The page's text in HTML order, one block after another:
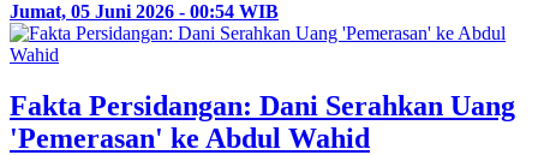
Jumat, 05 Juni 2026 - 00:54 WIB
Fakta Persidangan: Dani Serahkan Uang
'Pemerasan' ke Abdul Wahid